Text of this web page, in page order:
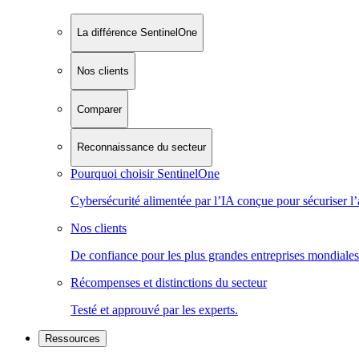
La différence SentinelOne
Nos clients
Comparer
Reconnaissance du secteur
Pourquoi choisir SentinelOne
Cybersécurité alimentée par l’IA conçue pour sécuriser
Nos clients
De confiance pour les plus grandes entreprises
Récompenses et distinctions du secteur
Testé et approuvé par les experts.
Ressources